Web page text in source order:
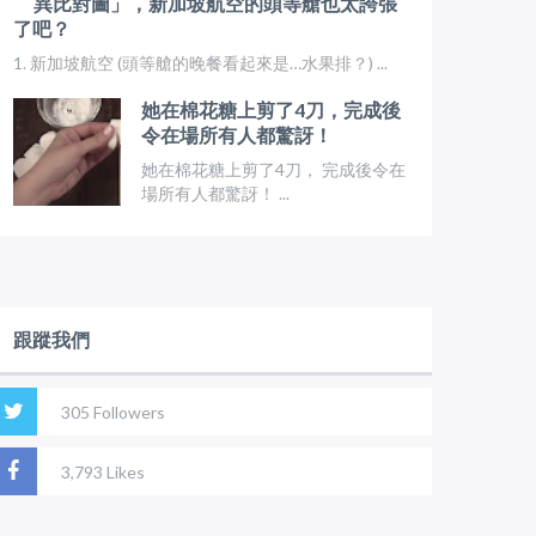
了吧？
1. 新加坡航空 (頭等艙的晚餐看起來是…水果排？) ...
她在棉花糖上剪了4刀，完成後
令在場所有人都驚訝！
她在棉花糖上剪了4刀， 完成後令在
場所有人都驚訝！ ...
跟蹤我們
305 Followers
3,793 Likes